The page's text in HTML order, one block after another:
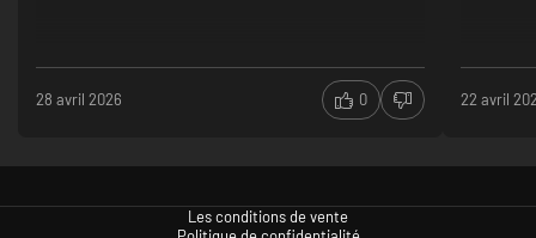
28 avril 2026 0 22 avril
Les conditions de vente